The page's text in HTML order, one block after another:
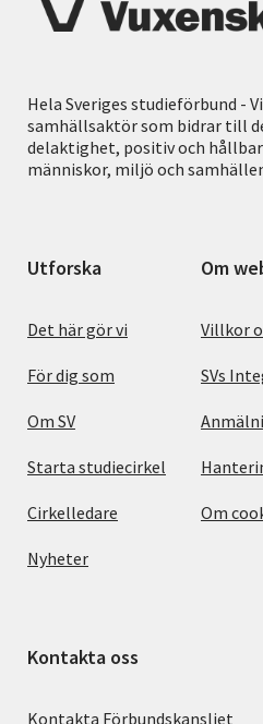
Hela Sveriges studieförbund -
samhällsaktör som bidrar till
delaktighet, positiv och
människor, miljö och
Utforska
Det här gör vi
För dig som
Om SV
Starta studiecirkel
Cirkelledare
Nyheter
Om
Villkor
SVs
Om
Kontakta oss
Kontakta Förbundskansliet